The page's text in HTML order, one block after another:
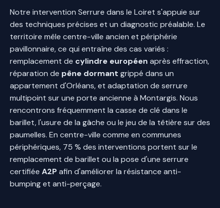
Notre intervention Serrure dans le Loiret s'appuie sur
des techniques précises et un diagnostic préalable. Le
territoire mêle centre-ville ancien et périphérie
pavillonnaire, ce qui entraîne des cas variés :
remplacement de cylindre européen après effraction,
réparation de pêne dormant grippé dans un
appartement d'Orléans, et adaptation de serrure
multipoint sur une porte ancienne à Montargis. Nous
rencontrons fréquemment la casse de clé dans le
barillet, l'usure de la gâche ou le jeu de la têtière sur des
paumelles. En centre-ville comme en communes
périphériques, 75 % des interventions portent sur le
remplacement de barillet ou la pose d'une serrure
certifiée A2Pafin d'améliorer la résistance anti-
bumping et anti-perçage.